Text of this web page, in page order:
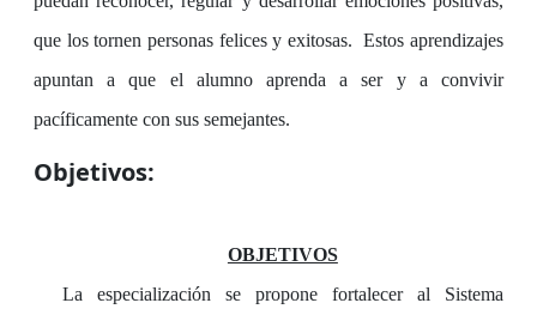
que los tornen personas felices y exitosas.
Estos aprendizajes
apuntan a que el alumno aprenda a ser y a convivir
pacíficamente con sus semejantes.
Objetivos:
OBJETIVOS
La especialización se propone fortalecer al Sistema